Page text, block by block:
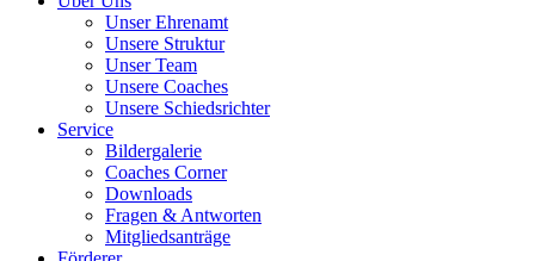
Unser Ehrenamt
Unsere Struktur
Unser Team
Unsere Coaches
Unsere Schiedsrichter
Service
Bildergalerie
Coaches Corner
Downloads
Fragen & Antworten
Mitgliedsanträge